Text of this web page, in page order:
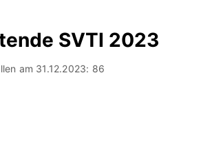
SVTI 2023
am 31.12.2023: 86